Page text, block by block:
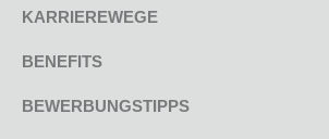
KARRIEREWEGE
BENEFITS
BEWERBUNGSTIPPS